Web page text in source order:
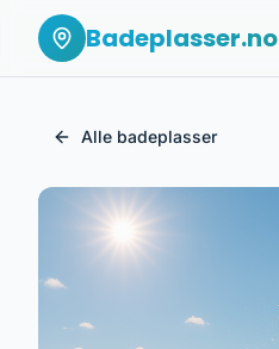
Badeplasser.no
Alle badeplasser